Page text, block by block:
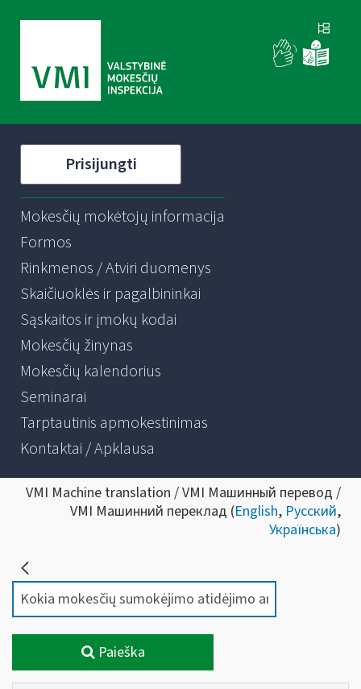
Prisijungti
Mokesčių mokėtojų informacija
Formos
Rinkmenos / Atviri duomenys
Skaičiuoklės ir pagalbininkai
Sąskaitos ir įmokų kodai
Mokesčių žinynas
Mokesčių kalendorius
Seminarai
Tarptautinis apmokestinimas
Kontaktai / Apklausa
VMI Machine translation / VMI Машинный перевод /
VMI Машинний переклад (English, Русский,
Українська)
Paieška